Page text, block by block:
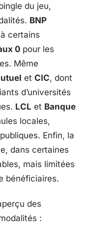
du jeu,
BNP
certains
0 pour les
Même
et CIC, dont
d’universités
LCL et Banque
locales,
Enfin, la
dans certaines
mais limitées
bénéficiaires.
des
: